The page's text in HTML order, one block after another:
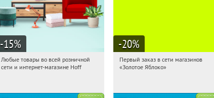
-15%
04:43:16 Получили:
Любые товары во всей розничной
сети и интернет-магазине Hoff
-20%
04:43:16
Получи первым!
Первый заказ в сети магазинов
«Золотое Яблоко»